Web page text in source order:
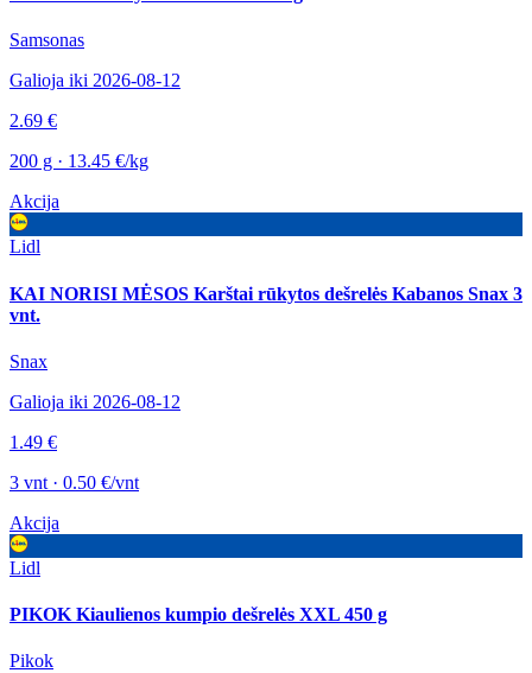
Samsonas
Galioja iki 2026-08-12
2.69 €
200 g · 13.45 €/kg
Akcija
Lidl
KAI NORISI MĖSOS Karštai rūkytos dešrelės Kabanos Snax 3
vnt.
Snax
Galioja iki 2026-08-12
1.49 €
3 vnt · 0.50 €/vnt
Akcija
Lidl
PIKOK Kiaulienos kumpio dešrelės XXL 450 g
Pikok